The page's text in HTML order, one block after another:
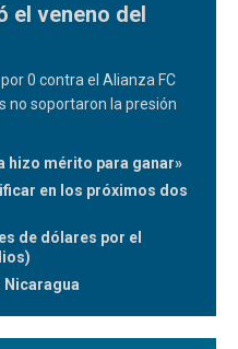
el veneno del
0 contra el Alianza FC
no soportaron la presión
hizo mérito para ganar»
en los próximos dos
de dólares por el
Nicaragua